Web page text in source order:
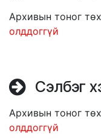
Архивын тоног
олддоггүй
Сэлбэг
Архивын тоног
олддоггүй